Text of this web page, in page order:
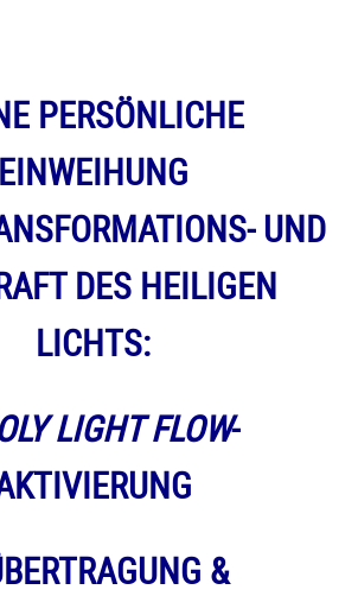
PERSÖNLICHE
EINWEIHUNG
UND
DES HEILIGEN
LICHTS:
LIGHT FLOW-
&